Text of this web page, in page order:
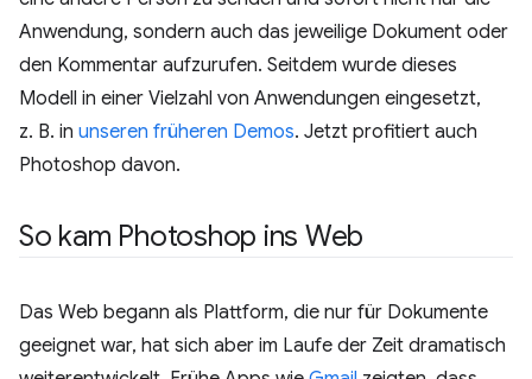
Anwendung, sondern auch das jeweilige Dokument oder
den Kommentar aufzurufen. Seitdem wurde dieses
Modell in einer Vielzahl von Anwendungen eingesetzt,
z. B. in unseren früheren Demos. Jetzt profitiert auch
Photoshop davon.
So kam Photoshop ins Web
Das Web begann als Plattform, die nur für Dokumente
geeignet war, hat sich aber im Laufe der Zeit dramatisch